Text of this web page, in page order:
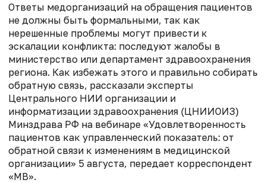
Ответы медорганизаций на обращения пациентов
не должны быть формальными, так как
нерешенные проблемы могут привести к
эскалации конфликта: последуют жалобы в
министерство или департамент здравоохранения
региона. Как избежать этого и правильно собирать
обратную связь, рассказали эксперты
Центрального НИИ организации и
информатизации здравоохранения (ЦНИИОИЗ)
Минздрава РФ на вебинаре «Удовлетворенность
пациентов как управленческий показатель: от
обратной связи к изменениям в медицинской
организации» 5 августа, передает корреспондент
«МВ».